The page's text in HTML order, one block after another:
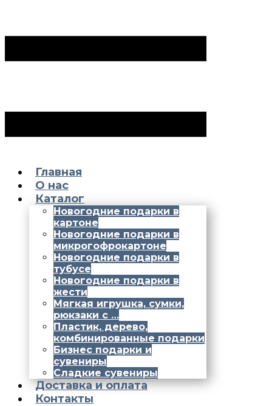
Главная
О нас
Каталог
Новогодние подарки в
картоне
Новогодние подарки в
микрогофрокартоне
Новогодние подарки в
тубусе
Новогодние подарки в
жести
Мягкая игрушка, сумки,
рюкзаки с …
Пластик, дерево,
комбинированные подарки
Бизнес подарки и
сувениры
Сладкие сувениры
Доставка и оплата
Контакты